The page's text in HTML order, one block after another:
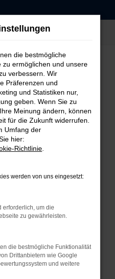
Showroom
ERROR
aufgetreten.
dir helfen können:
und deine
wie Werbeblocker,
Seiten
die Seite in einem
vorübergehende
die bestmögliche
zu ermöglichen und unsere
verbessern. Wir
Präferenzen und
und Statistiken nur,
geben. Wenn Sie zu
Meinung ändern, können
für die Zukunft widerrufen.
Umfang der
hier:
Richtlinie
werden von uns eingesetzt:
erforderlich, um die
zu gewährleisten.
die bestmögliche Funktionalität
Drittanbietern wie Google
und weitere